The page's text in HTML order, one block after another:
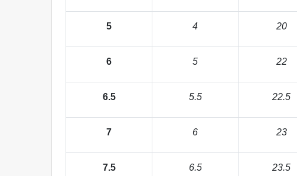
5 4 20
6 5 22
6.5 5.5 22.5
7 6 23
7.5 6.5 23.5